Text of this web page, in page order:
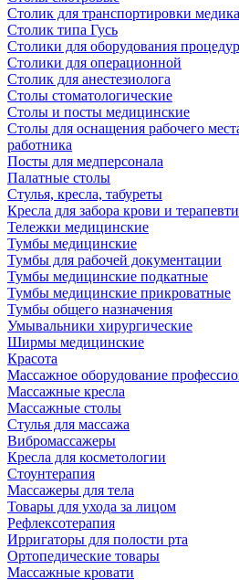
Столик для транспортировки
Столик типа Гусь
Столики для оборудования
Столики для операционной
Столик для анестезиолога
Столы стоматологические
Столы и посты медицинские
Столы для оснащения рабочего
работника
Посты для медперсонала
Палатные столы
Стулья, кресла, табуреты
Кресла для забора крови и
Тележки медицинские
Тумбы медицинские
Тумбы для рабочей документации
Тумбы медицинские подкатные
Тумбы медицинские прикроватные
Тумбы общего назначения
Умывальники хирургические
Ширмы медицинские
Красота
Массажное оборудование
Массажные кресла
Массажные столы
Стулья для массажа
Вибромассажеры
Кресла для косметологии
Стоунтерапия
Массажеры для тела
Товары для ухода за лицом
Рефлексотерапия
Ирригаторы для полости рта
Ортопедические товары
Массажные кровати